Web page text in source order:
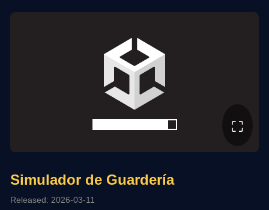
⛶
Simulador de Guardería
Released: 2026-03-11